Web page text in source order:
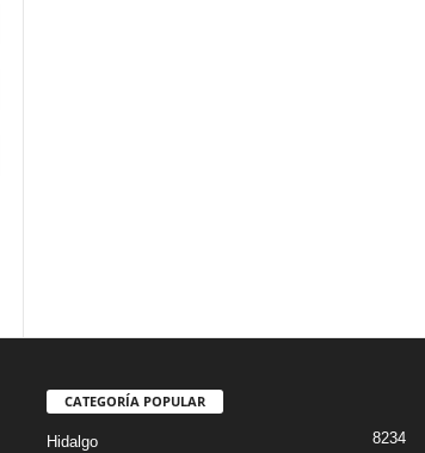
CATEGORÍA POPULAR
Hidalgo 8234